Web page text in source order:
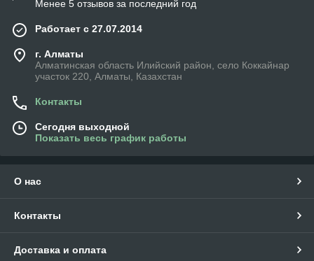
Менее 5 отзывов за последний год
Работает с 27.07.2014
г. Алматы
Алматинская область Илийский район, село Коккайнар
участок 220, Алматы, Казахстан
Контакты
Сегодня выходной
Показать весь график работы
О нас
Контакты
Доставка и оплата